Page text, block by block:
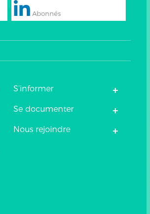
+
S’informer
+
Se documenter
+
Nous rejoindre